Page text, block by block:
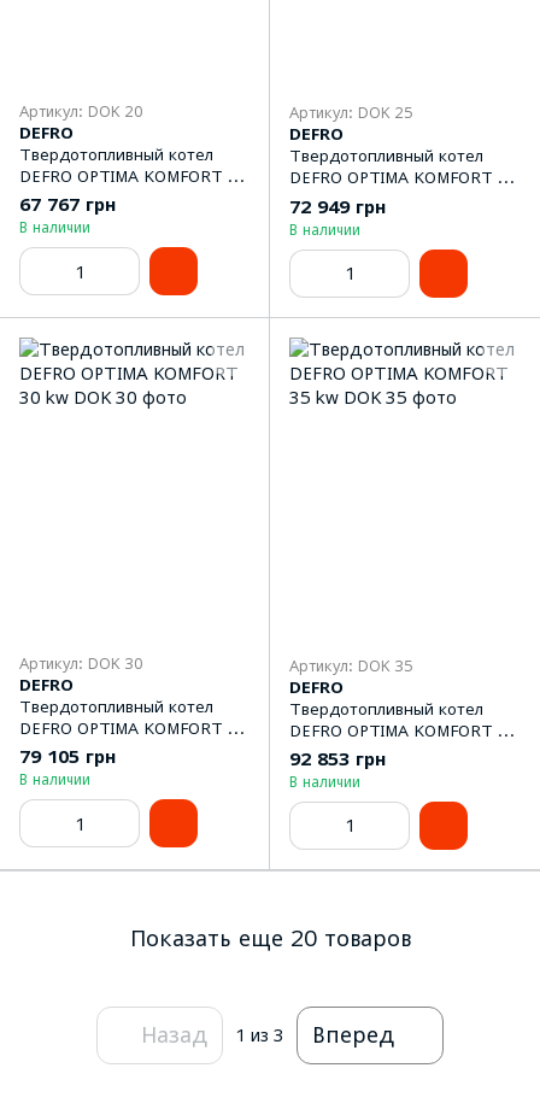
Артикул: DOK 20
DEFRO
Твердотопливный котел
DEFRO OPTIMA KOMFORT 20
kw
67 767 грн
В наличии
Артикул: DOK 25
DEFRO
Твердотопливный котел
DEFRO OPTIMA KOMFORT 25
kw
72 949 грн
В наличии
Артикул: DOK 30
DEFRO
Твердотопливный котел
DEFRO OPTIMA KOMFORT 30
kw
79 105 грн
В наличии
Артикул: DOK 35
DEFRO
Твердотопливный котел
DEFRO OPTIMA KOMFORT 35
kw
92 853 грн
В наличии
Показать еще 20 товаров
Назад 1 из 3 Вперед